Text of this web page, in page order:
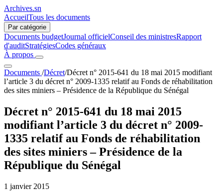
Archives.sn
AccueilTous les documents
Par catégorie
Documents budgetJournal officielConseil des ministresRapport
d'auditStratégiesCodes généraux
À propos
Documents /Décret/Décret n° 2015-641 du 18 mai 2015 modifiant
l’article 3 du décret n° 2009-1335 relatif au Fonds de réhabilitation
des sites miniers – Présidence de la République du Sénégal
Décret n° 2015-641 du 18 mai 2015
modifiant l’article 3 du décret n° 2009-
1335 relatif au Fonds de réhabilitation
des sites miniers – Présidence de la
République du Sénégal
1 janvier 2015